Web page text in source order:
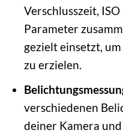
Verschlusszeit,
Parameter
gezielt einsetzt,
zu erzielen.
verschiedenen
deiner Kamera